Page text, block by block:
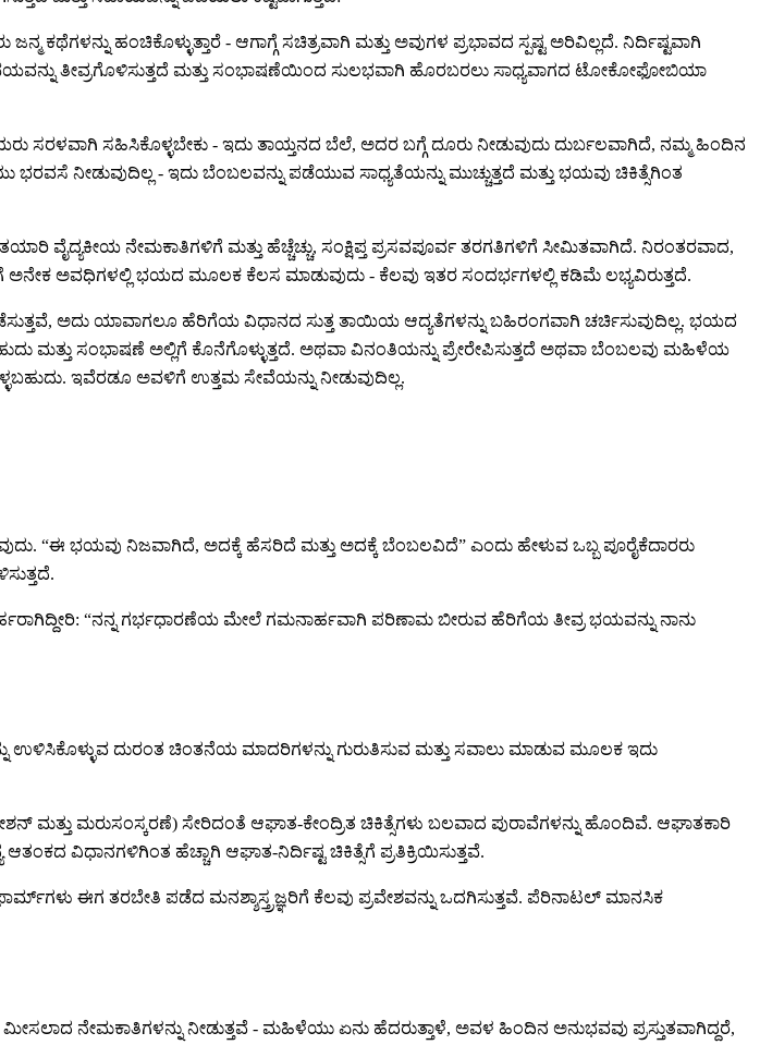
ಹಂಚಿಕೊಳ್ಳುತ್ತಾರೆ - ಆಗಾಗ್ಗೆ ಸಚಿತ್ರವಾಗಿ ಮತ್ತು ಅವುಗಳ ಪ್ರಭಾವದ ಸ್ಪಷ್ಟ ಅರಿವಿಲ್ಲದೆ. ನಿರ್ದಿಷ್ಟವಾಗಿ
ತೀವ್ರಗೊಳಿಸುತ್ತದೆ ಮತ್ತು ಸಂಭಾಷಣೆಯಿಂದ ಸುಲಭವಾಗಿ ಹೊರಬರಲು ಸಾಧ್ಯವಾಗದ ಟೋಕೋಫೋಬಿಯಾ
ಸಹಿಸಿಕೊಳ್ಳಬೇಕು - ಇದು ತಾಯ್ತನದ ಬೆಲೆ, ಅದರ ಬಗ್ಗೆ ದೂರು ನೀಡುವುದು ದುರ್ಬಲವಾಗಿದೆ, ನಮ್ಮ ಹಿಂದಿನ
- ಇದು ಬೆಂಬಲವನ್ನು ಪಡೆಯುವ ಸಾಧ್ಯತೆಯನ್ನು ಮುಚ್ಚುತ್ತದೆ ಮತ್ತು ಭಯವು ಚಿಕಿತ್ಸೆಗಿಂತ
ವೈದ್ಯಕೀಯ ನೇಮಕಾತಿಗಳಿಗೆ ಮತ್ತು ಹೆಚ್ಚೆಚ್ಚು, ಸಂಕ್ಷಿಪ್ತ ಪ್ರಸವಪೂರ್ವ ತರಗತಿಗಳಿಗೆ ಸೀಮಿತವಾಗಿದೆ. ನಿರಂತರವಾದ,
ಅವಧಿಗಳಲ್ಲಿ ಭಯದ ಮೂಲಕ ಕೆಲಸ ಮಾಡುವುದು - ಕೆಲವು ಇತರ ಸಂದರ್ಭಗಳಲ್ಲಿ ಕಡಿಮೆ ಲಭ್ಯವಿರುತ್ತದೆ.
ಅದು ಯಾವಾಗಲೂ ಹೆರಿಗೆಯ ವಿಧಾನದ ಸುತ್ತ ತಾಯಿಯ ಆದ್ಯತೆಗಳನ್ನು ಬಹಿರಂಗವಾಗಿ ಚರ್ಚಿಸುವುದಿಲ್ಲ. ಭಯದ
ಮತ್ತು ಸಂಭಾಷಣೆ ಅಲ್ಲಿಗೆ ಕೊನೆಗೊಳ್ಳುತ್ತದೆ. ಅಥವಾ ವಿನಂತಿಯನ್ನು ಪ್ರೇರೇಪಿಸುತ್ತದೆ ಅಥವಾ ಬೆಂಬಲವು ಮಹಿಳೆಯ
ಇವೆರಡೂ ಅವಳಿಗೆ ಉತ್ತಮ ಸೇವೆಯನ್ನು ನೀಡುವುದಿಲ್ಲ.
“ಈ ಭಯವು ನಿಜವಾಗಿದೆ, ಅದಕ್ಕೆ ಹೆಸರಿದೆ ಮತ್ತು ಅದಕ್ಕೆ ಬೆಂಬಲವಿದೆ” ಎಂದು ಹೇಳುವ ಒಬ್ಬ ಪೂರೈಕೆದಾರರು
“ನನ್ನ ಗರ್ಭಧಾರಣೆಯ ಮೇಲೆ ಗಮನಾರ್ಹವಾಗಿ ಪರಿಣಾಮ ಬೀರುವ ಹೆರಿಗೆಯ ತೀವ್ರ ಭಯವನ್ನು ನಾನು
ದುರಂತ ಚಿಂತನೆಯ ಮಾದರಿಗಳನ್ನು ಗುರುತಿಸುವ ಮತ್ತು ಸವಾಲು ಮಾಡುವ ಮೂಲಕ ಇದು
ಮರುಸಂಸ್ಕರಣೆ) ಸೇರಿದಂತೆ ಆಘಾತ-ಕೇಂದ್ರಿತ ಚಿಕಿತ್ಸೆಗಳು ಬಲವಾದ ಪುರಾವೆಗಳನ್ನು ಹೊಂದಿವೆ. ಆಘಾತಕಾರಿ
ವಿಧಾನಗಳಿಗಿಂತ ಹೆಚ್ಚಾಗಿ ಆಘಾತ-ನಿರ್ದಿಷ್ಟ ಚಿಕಿತ್ಸೆಗೆ ಪ್ರತಿಕ್ರಿಯಿಸುತ್ತವೆ.
ಈಗ ತರಬೇತಿ ಪಡೆದ ಮನಶ್ಶಾಸ್ತ್ರಜ್ಞರಿಗೆ ಕೆಲವು ಪ್ರವೇಶವನ್ನು ಒದಗಿಸುತ್ತವೆ. ಪೆರಿನಾಟಲ್ ಮಾನಸಿಕ
ನೇಮಕಾತಿಗಳನ್ನು ನೀಡುತ್ತವೆ - ಮಹಿಳೆಯು ಏನು ಹೆದರುತ್ತಾಳೆ, ಅವಳ ಹಿಂದಿನ ಅನುಭವವು ಪ್ರಸ್ತುತವಾಗಿದ್ದರೆ,